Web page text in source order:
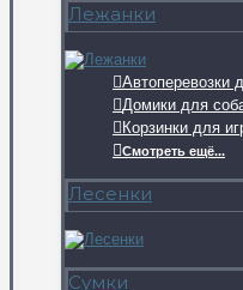
Лежанки
Автоперевозки
Домики для
Корзинки для
Смотреть ещё...
Лесенки
Сумки